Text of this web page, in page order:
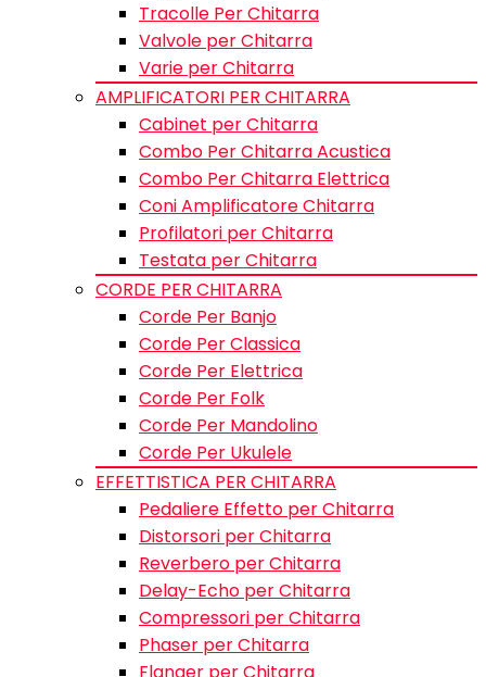
Tracolle Per Chitarra
Valvole per Chitarra
Varie per Chitarra
AMPLIFICATORI PER CHITARRA
Cabinet per Chitarra
Combo Per Chitarra Acustica
Combo Per Chitarra Elettrica
Coni Amplificatore Chitarra
Profilatori per Chitarra
Testata per Chitarra
CORDE PER CHITARRA
Corde Per Banjo
Corde Per Classica
Corde Per Elettrica
Corde Per Folk
Corde Per Mandolino
Corde Per Ukulele
EFFETTISTICA PER CHITARRA
Pedaliere Effetto per Chitarra
Distorsori per Chitarra
Reverbero per Chitarra
Delay-Echo per Chitarra
Compressori per Chitarra
Phaser per Chitarra